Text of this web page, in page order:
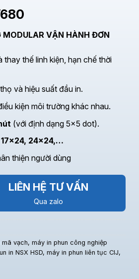
VẬN HÀNH ĐƠN
thay thế linh kiện, hạn chế thời
và hiệu suất đầu in.
kiện môi trường khác nhau.
(với định dạng 5×5 dot).
24×24,…
thiện người dùng
LIÊN HỆ TƯ VẤN
Qua zalo
mã vạch, máy in phun công nghiệp
in NSX HSD, máy in phun liên tục CIJ,